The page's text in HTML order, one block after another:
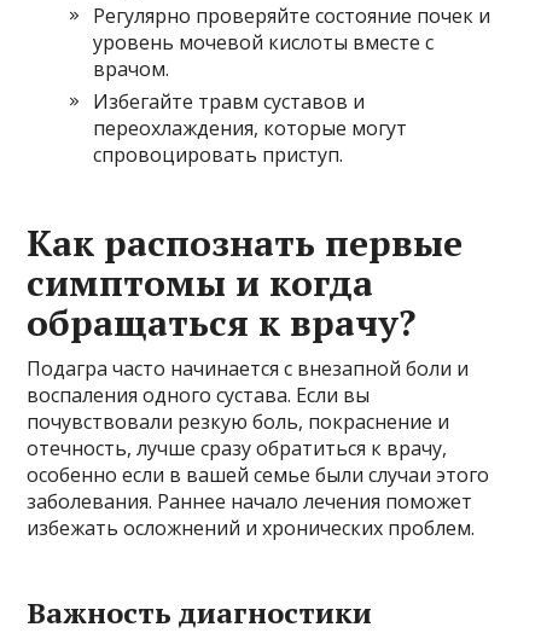
Регулярно проверяйте состояние почек и
уровень мочевой кислоты вместе с
врачом.
Избегайте травм суставов и
переохлаждения, которые могут
спровоцировать приступ.
Как распознать первые
симптомы и когда
обращаться к врачу?
Подагра часто начинается с внезапной боли и
воспаления одного сустава. Если вы
почувствовали резкую боль, покраснение и
отечность, лучше сразу обратиться к врачу,
особенно если в вашей семье были случаи этого
заболевания. Раннее начало лечения поможет
избежать осложнений и хронических проблем.
Важность диагностики